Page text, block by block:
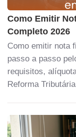
Como Emitir
Completo 2026
Como emitir nota
passo a passo
requisitos,
Reforma